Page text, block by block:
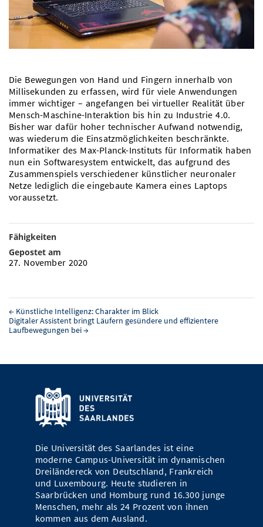
Vom Studium in den Beruf
Study Scheduler
Bibliothek
Open Science/Open Access
Start-ups
IT-Themenabend
Ranking
Zahlen & Fakten
Preise, Auszeichnungen und Förderungen
SIC Podcast
Anfahrt
AnsprechpartnerInnen, Personen, Forschungsgruppen
Termine, Vorträge und Veranstaltungen
Alumni
Die Bewegungen von Hand und Fingern innerhalb von
Millisekunden zu erfassen, wird für viele Anwendungen
immer wichtiger – angefangen bei virtueller Realität über
Mensch-Maschine-Interaktion bis hin zu Industrie 4.0.
Bisher war dafür hoher technischer Aufwand notwendig,
was wiederum die Einsatzmöglichkeiten beschränkte.
Informatiker des Max-Planck-Instituts für Informatik haben
nun ein Softwaresystem entwickelt, das aufgrund des
Zusammenspiels verschiedener künstlicher neuronaler
Netze lediglich die eingebaute Kamera eines Laptops
voraussetzt.
Fähigkeiten
Gepostet am
27. November 2020
← Künstliche Intelligenz: Charakter im Blick
Digitaler Assistent bringt Läufern gesündere und effizientere
Laufbewegungen bei→
Die Universität des Saarlandes ist eine
moderne Campus-Universität im dynamischen
Dreiländereck von Deutschland, Frankreich
und Luxembourg. Heute studieren in
Saarbrücken und Homburg rund 16.300 junge
Menschen, mehr als 24 Prozent von ihnen
kommen aus dem Ausland.